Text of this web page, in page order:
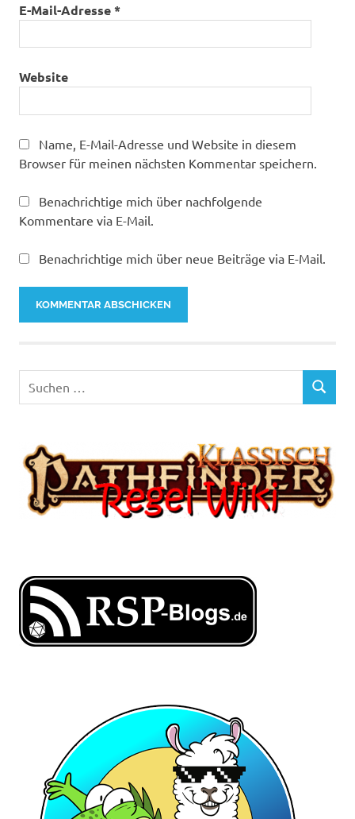
E-Mail-Adresse*
Website
Name, E-Mail-Adresse und Website in diesem
Browser für meinen nächsten Kommentar speichern.
Benachrichtige mich über nachfolgende
Kommentare via E-Mail.
Benachrichtige mich über neue Beiträge via E-Mail.
nach:
SUCHEN